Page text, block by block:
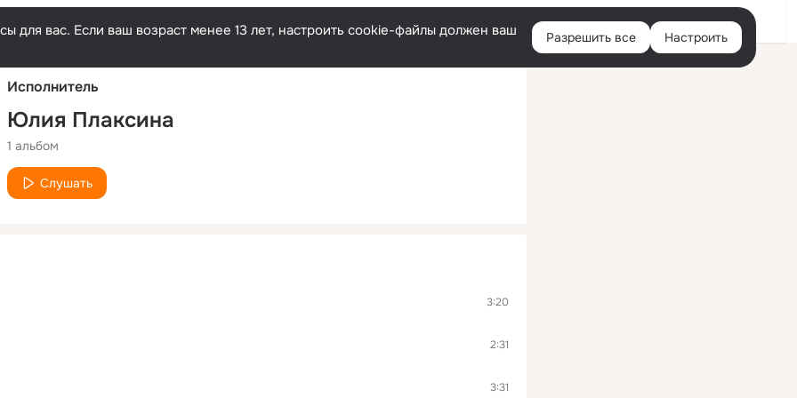
Русский Войти
для вас. Если ваш возраст менее 13 лет, настроить cookie-файлы должен ваш Разрешить все Настроить
Исполнитель
Юлия Плаксина
1 альбом
Слушать
3:20
2:31
3:31